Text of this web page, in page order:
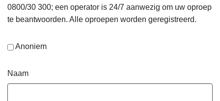
0800/30 300; een operator is 24/7 aanwezig om uw oproep
te beantwoorden. Alle oproepen worden geregistreerd.
Anoniem
Naam